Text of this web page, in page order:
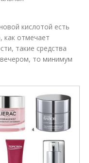
кислотой есть
как отмечает
такие средства
то минимум